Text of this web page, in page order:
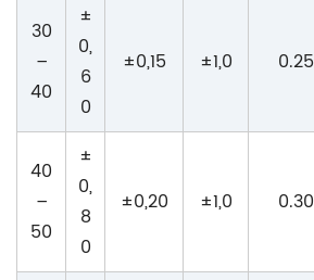
30
–
40
±
0,
6
0
±0,15 ±1,0 0.25
40
–
50
±
0,
8
0
±0,20 ±1,0 0.30